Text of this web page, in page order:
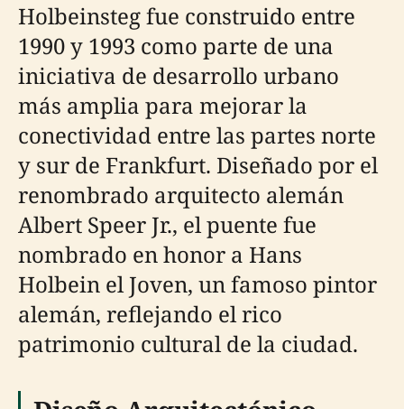
Holbeinsteg fue construido entre
1990 y 1993 como parte de una
iniciativa de desarrollo urbano
más amplia para mejorar la
conectividad entre las partes norte
y sur de Frankfurt. Diseñado por el
renombrado arquitecto alemán
Albert Speer Jr., el puente fue
nombrado en honor a Hans
Holbein el Joven, un famoso pintor
alemán, reflejando el rico
patrimonio cultural de la ciudad.